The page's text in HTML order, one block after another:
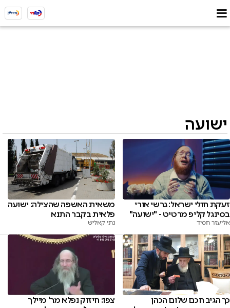
ישועה
זעקת חולי ישראל: גרשי אורי
בסינגל קליפ מרטיט - "ישועה"
אליעזר חסיד
משאית האשפה שהצילה: ישועה
פלאית בקבר התנא
נתי קאליש
כך הגיב חכם שלום הכהן
צפו: חיזוק נפלא מר' מיילך